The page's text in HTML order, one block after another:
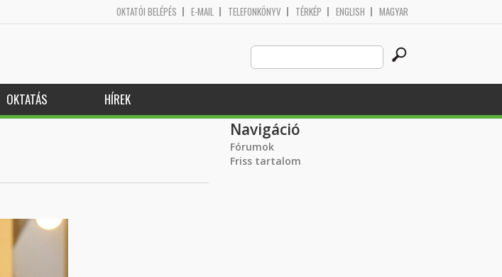
OKTATÓI BELÉPÉS E-MAIL TELEFONKÖNYV TÉRKÉP ENGLISH MAGYAR
Search
this
site
OKTATÁS HÍREK
Navigáció
Fórumok
Friss tartalom